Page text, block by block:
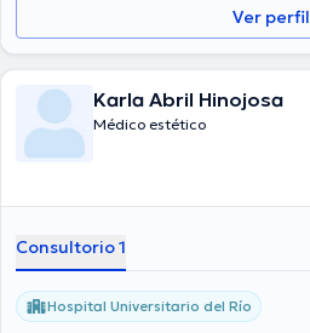
Ver perfil
Karla Abril Hinojosa
Médico estético
Consultorio 1
Hospital Universitario del Río